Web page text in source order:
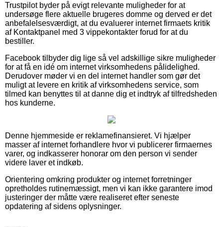
Trustpilot byder på evigt relevante muligheder for at
undersøge flere aktuelle brugeres domme og derved er det
anbefalelsesværdigt, at du evaluerer internet firmaets kritik
af Kontaktpanel med 3 vippekontakter forud for at du
bestiller.
Facebook tilbyder dig lige så vel adskillige sikre muligheder
for at få en idé om internet virksomhedens pålidelighed.
Derudover møder vi en del internet handler som gør det
muligt at levere en kritik af virksomhedens service, som
tilmed kan benyttes til at danne dig et indtryk af tilfredsheden
hos kunderne.
Denne hjemmeside er reklamefinansieret. Vi hjælper
masser af internet forhandlere hvor vi publicerer firmaernes
varer, og indkasserer honorar om den person vi sender
videre laver et indkøb.
Orientering omkring produkter og internet forretninger
opretholdes rutinemæssigt, men vi kan ikke garantere imod
justeringer der måtte være realiseret efter seneste
opdatering af sidens oplysninger.